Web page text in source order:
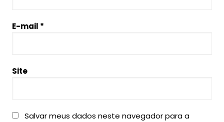
E-mail *
Site
Salvar meus dados neste navegador para a